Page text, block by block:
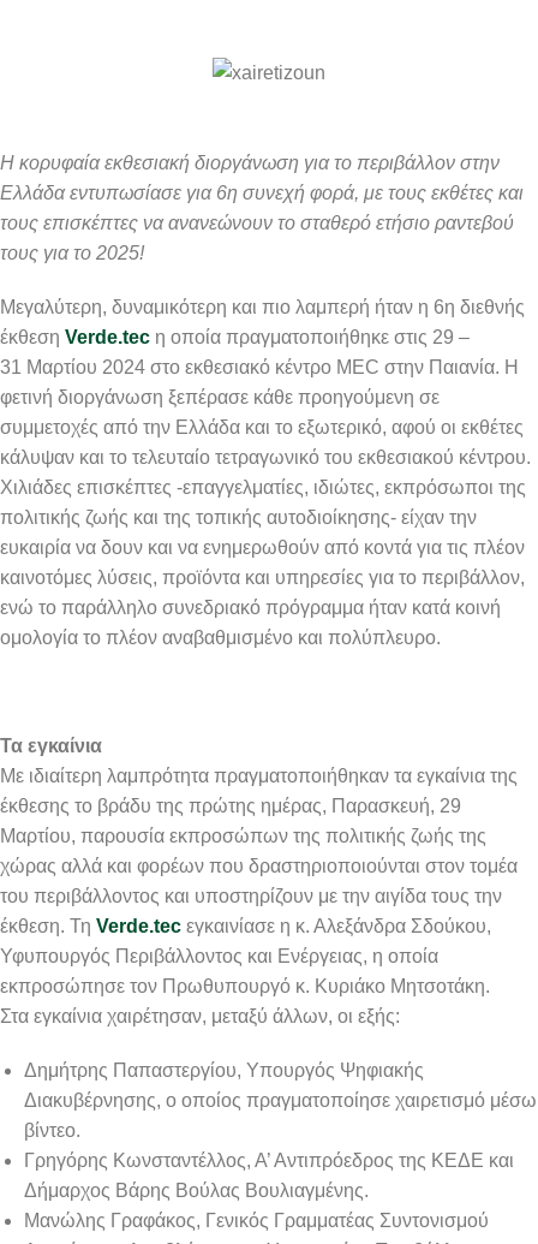
Η κορυφαία εκθεσιακή διοργάνωση για το περιβάλλον στην
Ελλάδα εντυπωσίασε για 6η συνεχή φορά, με τους εκθέτες και
τους επισκέπτες να ανανεώνουν το σταθερό ετήσιο ραντεβού
τους για το 2025!
Μεγαλύτερη, δυναμικότερη και πιο λαμπερή ήταν η 6η διεθνής
έκθεση Verde.tec η οποία πραγματοποιήθηκε στις 29 –
31 Μαρτίου 2024 στο εκθεσιακό κέντρο MEC στην Παιανία. Η
φετινή διοργάνωση ξεπέρασε κάθε προηγούμενη σε
συμμετοχές από την Ελλάδα και το εξωτερικό, αφού οι εκθέτες
κάλυψαν και το τελευταίο τετραγωνικό του εκθεσιακού κέντρου.
Χιλιάδες επισκέπτες -επαγγελματίες, ιδιώτες, εκπρόσωποι της
πολιτικής ζωής και της τοπικής αυτοδιοίκησης- είχαν την
ευκαιρία να δουν και να ενημερωθούν από κοντά για τις πλέον
καινοτόμες λύσεις, προϊόντα και υπηρεσίες για το περιβάλλον,
ενώ το παράλληλο συνεδριακό πρόγραμμα ήταν κατά κοινή
ομολογία το πλέον αναβαθμισμένο και πολύπλευρο.
Τα εγκαίνια
Με ιδιαίτερη λαμπρότητα πραγματοποιήθηκαν τα εγκαίνια της
έκθεσης το βράδυ της πρώτης ημέρας, Παρασκευή, 29
Μαρτίου, παρουσία εκπροσώπων της πολιτικής ζωής της
χώρας αλλά και φορέων που δραστηριοποιούνται στον τομέα
του περιβάλλοντος και υποστηρίζουν με την αιγίδα τους την
έκθεση. Τη Verde.tec εγκαινίασε η κ. Αλεξάνδρα Σδούκου,
Υφυπουργός Περιβάλλοντος και Ενέργειας, η οποία
εκπροσώπησε τον Πρωθυπουργό κ. Κυριάκο Μητσοτάκη.
Στα εγκαίνια χαιρέτησαν, μεταξύ άλλων, οι εξής:
Δημήτρης Παπαστεργίου, Υπουργός Ψηφιακής
Διακυβέρνησης, ο οποίος πραγματοποίησε χαιρετισμό μέσω
βίντεο.
Γρηγόρης Κωνσταντέλλος, Α’ Αντιπρόεδρος της ΚΕΔΕ και
Δήμαρχος Βάρης Βούλας Βουλιαγμένης.
Μανώλης Γραφάκος, Γενικός Γραμματέας Συντονισμού